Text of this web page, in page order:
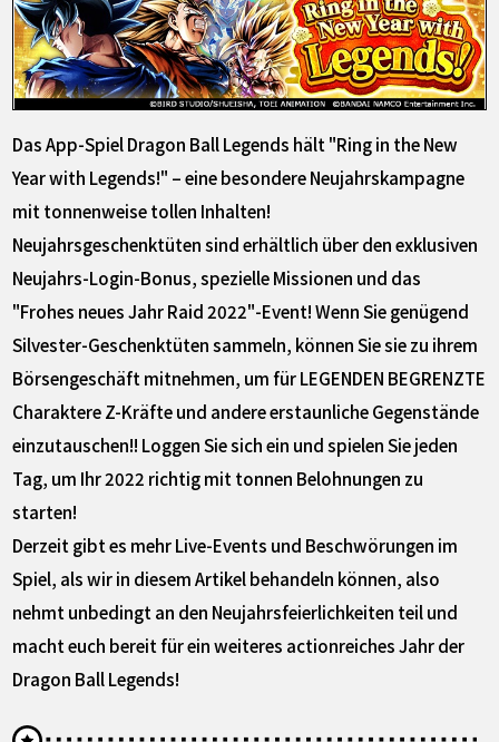
LANGUAGE
JP
EN FR DE ES
Das App-Spiel Dragon Ball Legends hält "Ring in the New
Year with Legends!" – eine besondere Neujahrskampagne
mit tonnenweise tollen Inhalten!
Neujahrsgeschenktüten sind erhältlich über den exklusiven
Neujahrs-Login-Bonus, spezielle Missionen und das
"Frohes neues Jahr Raid 2022"-Event! Wenn Sie genügend
Silvester-Geschenktüten sammeln, können Sie sie zu ihrem
Börsengeschäft mitnehmen, um für LEGENDEN BEGRENZTE
Charaktere Z-Kräfte und andere erstaunliche Gegenstände
einzutauschen!! Loggen Sie sich ein und spielen Sie jeden
Tag, um Ihr 2022 richtig mit tonnen Belohnungen zu
starten!
Derzeit gibt es mehr Live-Events und Beschwörungen im
Spiel, als wir in diesem Artikel behandeln können, also
nehmt unbedingt an den Neujahrsfeierlichkeiten teil und
macht euch bereit für ein weiteres actionreiches Jahr der
Dragon Ball Legends!